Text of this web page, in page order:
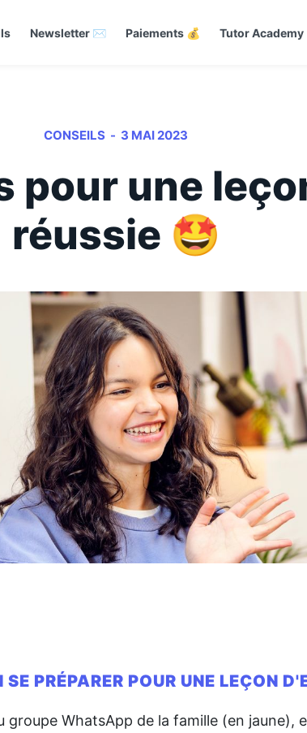
Newsletter ✉️ Paiements 💰 Tutor Academy
CONSEILS - 3 MAI 2023
pour une
réussie 🤩
PRÉPARER POUR UNE LEÇON
groupe WhatsApp de la famille (en jaune),